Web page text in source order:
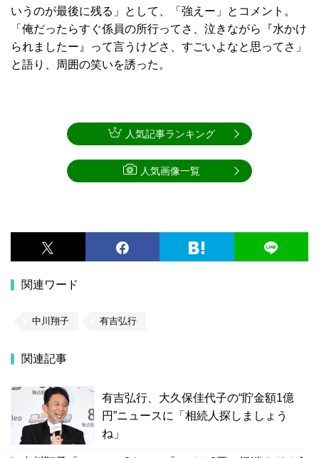
いうのが最後に残る」として、「強えー」とコメント。
「俺だったらすぐ係員の所行ってさ、泣きながら『水かけ
られましたー』って言うけどさ、すごいよなと思ってさ」
と語り、周囲の笑いを誘った。
関連ワード
中川翔子 有吉弘行
関連記事
有吉弘行、大久保佳代子の“貯金額1億
円”ニュースに「相続人探しましょう
ね」
人気記事ランキング
人気画像一覧